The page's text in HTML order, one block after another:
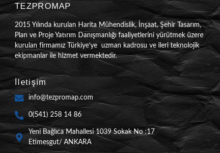
TEZPROMAP
2015 Yılında kurulan Harita Mühendislik, İnşaat, Şehir Tasarım,
Plan ve Proje Yatırım Danışmanlığı faaliyetlerini yürütmek üzere
kurulan firmamız Türkiye’ye uzman kadrosu ve ileri teknolojik
ekipmanlar ile hizmet vermektedir.
İletişim
info@tezpromap.com
0(541) 258 14 86
Yeni Bağlıca Mahallesi 1039 Sokak No :17
Etimesgut/ ANKARA